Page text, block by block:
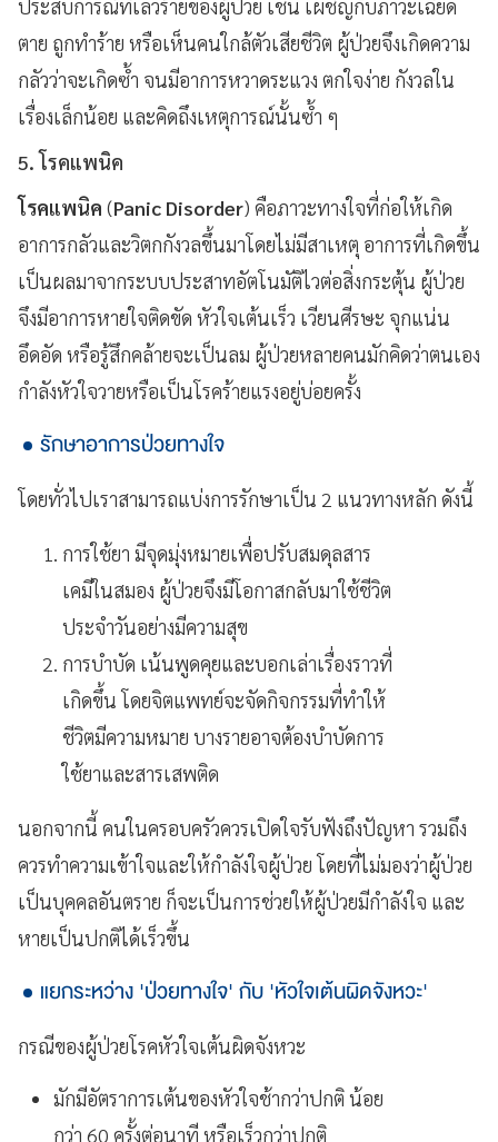
ประสบการณ์ที่เลวร้ายของผู้ป่วย เช่น เผชิญกับภาวะเฉียด
ตาย ถูกทำร้าย หรือเห็นคนใกล้ตัวเสียชีวิต ผู้ป่วยจึงเกิดความ
กลัวว่าจะเกิดซ้ำ จนมีอาการหวาดระแวง ตกใจง่าย กังวลใน
เรื่องเล็กน้อย และคิดถึงเหตุการณ์นั้นซ้ำ ๆ
5. โรคแพนิค
โรคแพนิค (Panic Disorder) คือภาวะทางใจที่ก่อให้เกิด
อาการกลัวและวิตกกังวลขึ้นมาโดยไม่มีสาเหตุ อาการที่เกิดขึ้น
เป็นผลมาจากระบบประสาทอัตโนมัติไวต่อสิ่งกระตุ้น ผู้ป่วย
จึงมีอาการหายใจติดขัด หัวใจเต้นเร็ว เวียนศีรษะ จุกแน่น
อึดอัด หรือรู้สึกคล้ายจะเป็นลม ผู้ป่วยหลายคนมักคิดว่าตนเอง
กำลังหัวใจวายหรือเป็นโรคร้ายแรงอยู่บ่อยครั้ง
รักษาอาการป่วยทางใจ
โดยทั่วไปเราสามารถแบ่งการรักษาเป็น 2 แนวทางหลัก ดังนี้
การใช้ยา มีจุดมุ่งหมายเพื่อปรับสมดุลสาร
เคมีในสมอง ผู้ป่วยจึงมีโอกาสกลับมาใช้ชีวิต
ประจำวันอย่างมีความสุข
การบำบัด เน้นพูดคุยและบอกเล่าเรื่องราวที่
เกิดขึ้น โดยจิตแพทย์จะจัดกิจกรรมที่ทำให้
ชีวิตมีความหมาย บางรายอาจต้องบำบัดการ
ใช้ยาและสารเสพติด
นอกจากนี้ คนในครอบครัวควรเปิดใจรับฟังถึงปัญหา รวมถึง
ควรทำความเข้าใจและให้กำลังใจผู้ป่วย โดยที่ไม่มองว่าผู้ป่วย
เป็นบุคคลอันตราย ก็จะเป็นการช่วยให้ผู้ป่วยมีกำลังใจ และ
หายเป็นปกติได้เร็วขึ้น
แยกระหว่าง 'ป่วยทางใจ' กับ 'หัวใจเต้นผิดจังหวะ'
กรณีของผู้ป่วยโรคหัวใจเต้นผิดจังหวะ
มักมีอัตราการเต้นของหัวใจช้ากว่าปกติ น้อย
กว่า 60 ครั้งต่อนาที หรือเร็วกว่าปกติ